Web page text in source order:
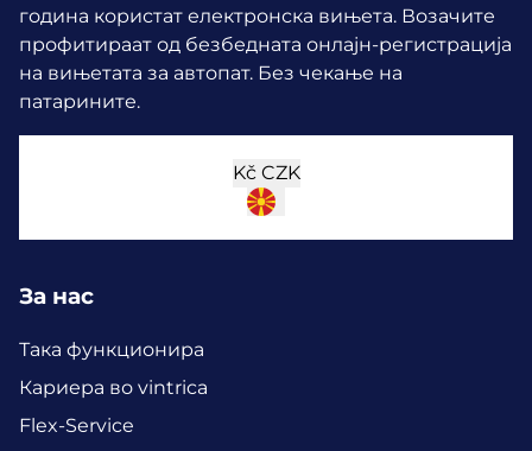
година користат електронска вињета. Возачите
профитираат од безбедната онлајн-регистрација
на вињетата за автопат. Без чекање на
патарините.
Kč CZK
За нас
Така функционира
Кариера во vintrica
Flex-Service